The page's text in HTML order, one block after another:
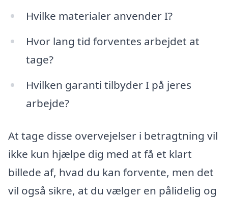
Hvilke materialer anvender I?
Hvor lang tid forventes arbejdet at
tage?
Hvilken garanti tilbyder I på jeres
arbejde?
At tage disse overvejelser i betragtning vil
ikke kun hjælpe dig med at få et klart
billede af, hvad du kan forvente, men det
vil også sikre, at du vælger en pålidelig og